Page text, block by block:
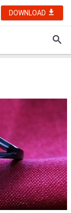
DOWNLOAD